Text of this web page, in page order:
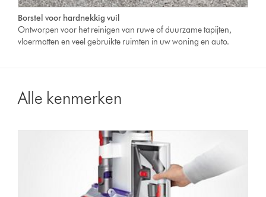
Borstel voor hardnekkig vuil
Ontworpen voor het reinigen van ruwe of duurzame tapijten,
vloermatten en veel gebruikte ruimten in uw woning en auto.
Alle kenmerken